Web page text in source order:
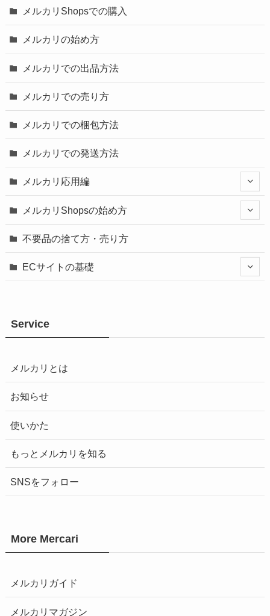
メルカリShopsでの購入
メルカリの始め方
メルカリでの出品方法
メルカリでの売り方
メルカリでの梱包方法
メルカリでの発送方法
メルカリ応用編
メルカリShopsの始め方
不要品の捨て方・売り方
ECサイトの基礎
Service
メルカリとは
お知らせ
使いかた
もっとメルカリを知る
SNSをフォロー
More Mercari
メルカリガイド
メルカリマガジン